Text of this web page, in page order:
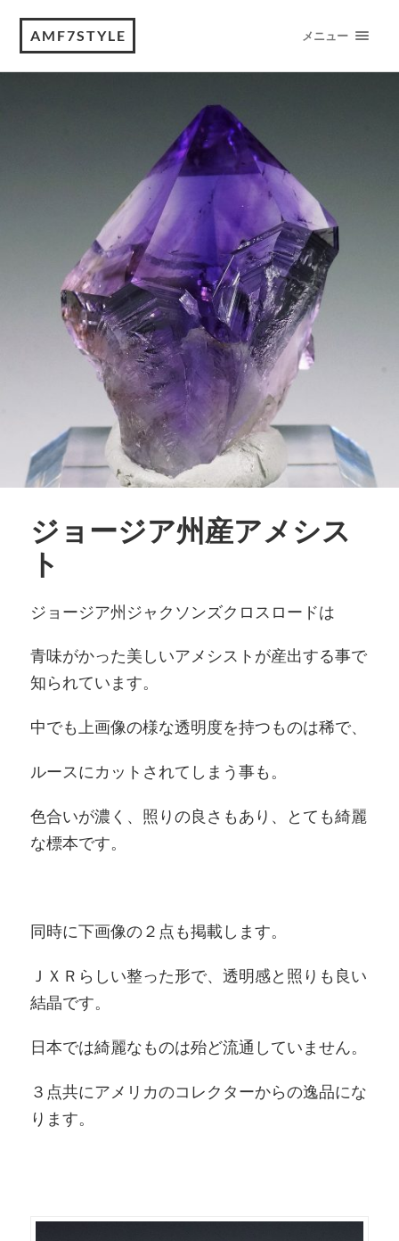
AMF7STYLE メニュー
ジョージア州産アメシス
ト
ジョージア州ジャクソンズクロスロードは
青味がかった美しいアメシストが産出する事で
知られています。
中でも上画像の様な透明度を持つものは稀で、
ルースにカットされてしまう事も。
色合いが濃く、照りの良さもあり、とても綺麗
な標本です。
同時に下画像の２点も掲載します。
ＪＸＲらしい整った形で、透明感と照りも良い
結晶です。
日本では綺麗なものは殆ど流通していません。
３点共にアメリカのコレクターからの逸品にな
ります。